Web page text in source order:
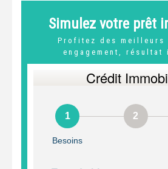
Simulez votre prêt
Profitez des meilleurs
engagement, résultat